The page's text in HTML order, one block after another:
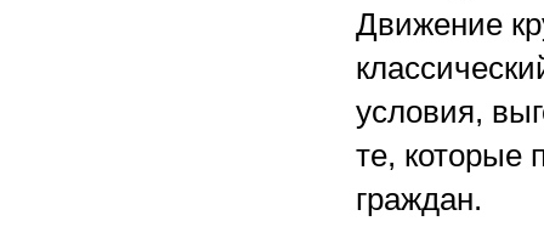
Движение
условия,
те, которые
граждан.